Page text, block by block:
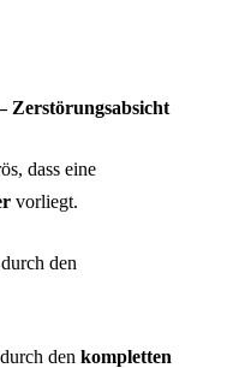
Zerstörungsabsicht
dass eine
vorliegt.
den
den kompletten